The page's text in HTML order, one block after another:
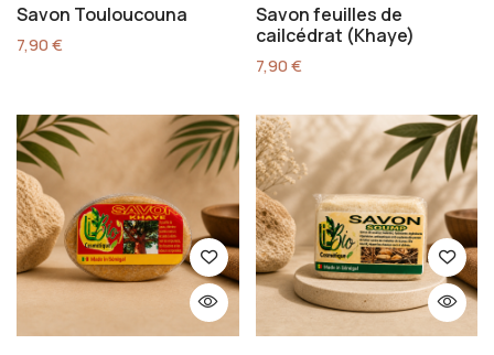
Savon Touloucouna
7,90€
Savon feuilles de
cailcédrat (Khaye)
7,90€